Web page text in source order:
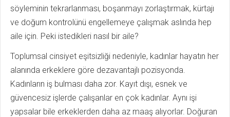
söyleminin tekrarlanması, boşanmayı zorlaştırmak, kürtajı
ve doğum kontrolünü engellemeye çalışmak aslında hep
aile için. Peki istedikleri nasıl bir aile?
Toplumsal cinsiyet eşitsizliği nedeniyle, kadınlar hayatın her
alanında erkeklere göre dezavantajlı pozisyonda.
Kadınların iş bulması daha zor. Kayıt dışı, esnek ve
güvencesiz işlerde çalışanlar en çok kadınlar. Aynı işi
yapsalar bile erkeklerden daha az maaş alıyorlar. Doğuran